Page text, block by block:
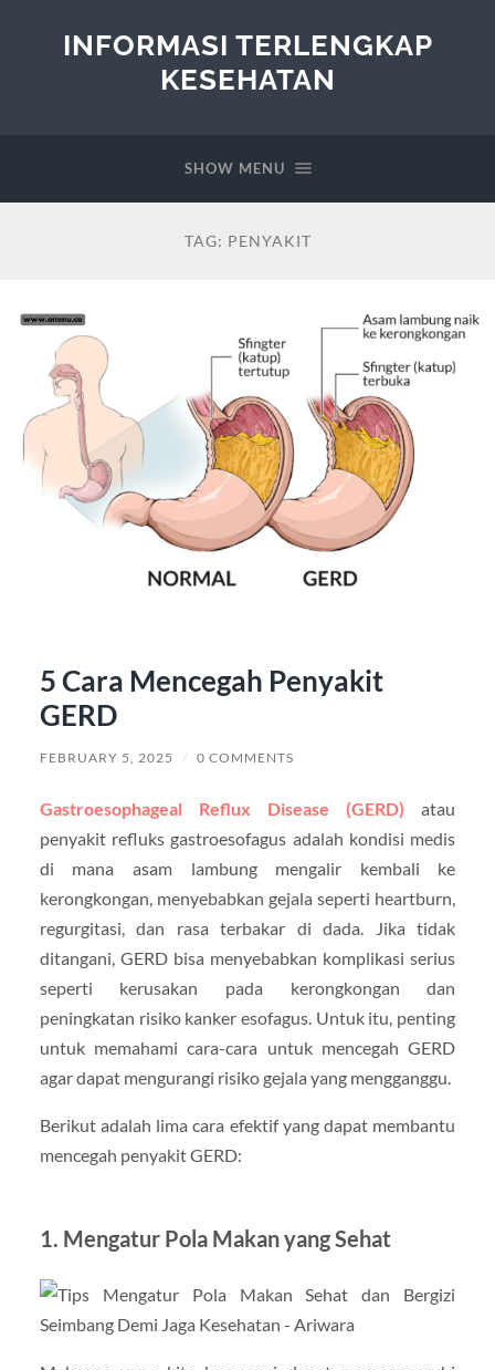
INFORMASI TERLENGKAP
KESEHATAN
SHOW MENU
TAG: PENYAKIT
5 Cara Mencegah Penyakit
GERD
FEBRUARY 5, 2025 / 0 COMMENTS
Gastroesophageal Reflux Disease (GERD) atau
penyakit refluks gastroesofagus adalah kondisi medis
di mana asam lambung mengalir kembali ke
kerongkongan, menyebabkan gejala seperti heartburn,
regurgitasi, dan rasa terbakar di dada. Jika tidak
ditangani, GERD bisa menyebabkan komplikasi serius
seperti kerusakan pada kerongkongan dan
peningkatan risiko kanker esofagus. Untuk itu, penting
untuk memahami cara-cara untuk mencegah GERD
agar dapat mengurangi risiko gejala yang mengganggu.
Berikut adalah lima cara efektif yang dapat membantu
mencegah penyakit GERD:
1. Mengatur Pola Makan yang Sehat